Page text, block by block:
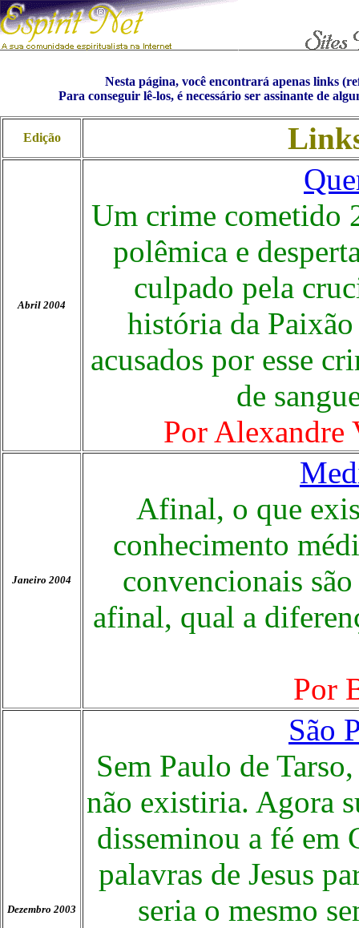
Nesta página, você encontrará apenas links
Para conseguir lê-los, é necessário ser assinante de
Edição
Abril 2004
Um crime cometido
polêmica e
culpado pela
história da
acusados por esse
de
Por Alexandre
Janeiro 2004
Afinal, o que
conhecimento
convencionais
afinal, qual a
Por
Dezembro 2003
São
Sem Paulo de
não existiria. Agora
disseminou a fé em
palavras de Jesus
seria o mesmo